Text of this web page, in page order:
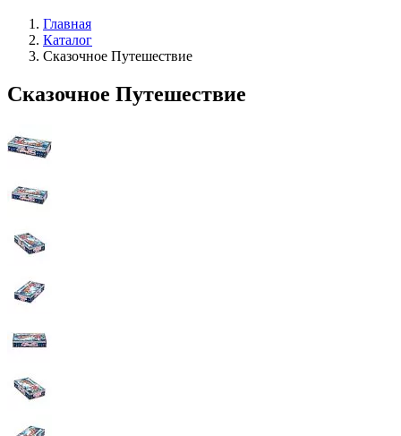
Главная
Каталог
Сказочное Путешествие
Сказочное Путешествие